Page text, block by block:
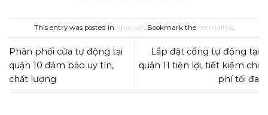
This entry was posted in Khu vực . Bookmark the permalink
Phân phối cửa tự động tại
quận 10 đảm bảo uy tín,
chất lượng
Lắp đặt cổng tự động tại
quận 11 tiện lợi, tiết kiệm chi
phí tối đa